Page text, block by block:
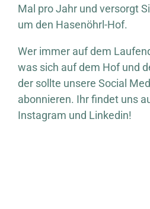
Mal pro Jahr und versorgt
um den Hasenöhrl-Hof.
Wer immer auf dem
was sich auf dem Hof und
der sollte unsere Social
abonnieren. Ihr findet uns
Instagram und Linkedin!